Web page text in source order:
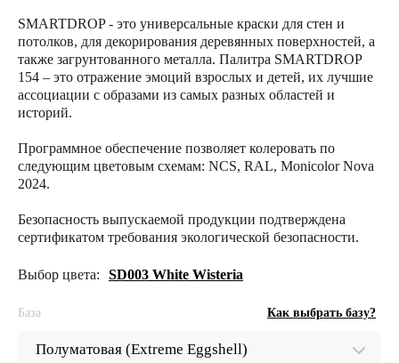
SMARTDROP - это универсальные краски для стен и
потолков, для декорирования деревянных поверхностей, а
также загрунтованного металла. Палитра SMARTDROP
154 – это отражение эмоций взрослых и детей, их лучшие
ассоциации с образами из самых разных областей и
историй.
Программное обеспечение позволяет колеровать по
следующим цветовым схемам: NCS, RAL, Monicolor Nova
2024.
Безопасность выпускаемой продукции подтверждена
сертификатом требования экологической безопасности.
Выбор цвета: SD003 White Wisteria
База Как выбрать базу?